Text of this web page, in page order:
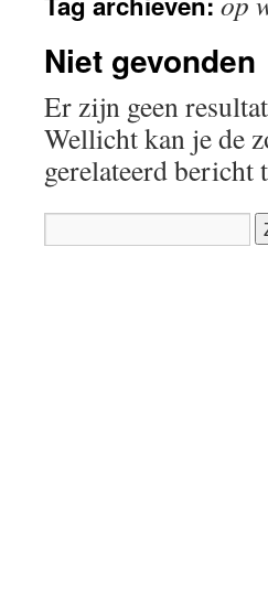
Niet gevonden
Er zijn geen
Wellicht kan je de
gerelateerd bericht
naar: